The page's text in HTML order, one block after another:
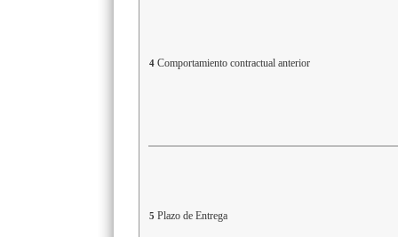
4 Comportamiento contractual anterior
5 Plazo de Entrega